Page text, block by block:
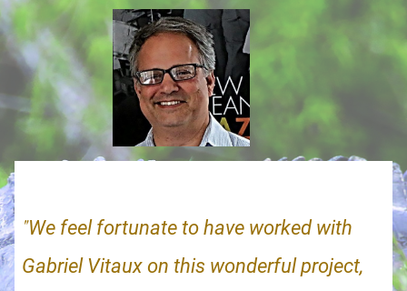
"We feel fortunate to have worked with
Gabriel Vitaux on this wonderful project,